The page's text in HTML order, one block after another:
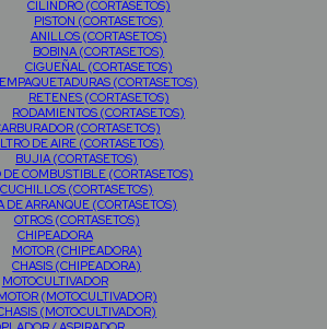
CILINDRO (CORTASETOS)
PISTON (CORTASETOS)
ANILLOS (CORTASETOS)
BOBINA (CORTASETOS)
CIGUEÑAL (CORTASETOS)
EMPAQUETADURAS (CORTASETOS)
RETENES (CORTASETOS)
RODAMIENTOS (CORTASETOS)
(CORTASETOS)
DE AIRE (CORTASETOS)
BUJIA (CORTASETOS)
DE COMBUSTIBLE (CORTASETOS)
CUCHILLOS (CORTASETOS)
DE ARRANQUE (CORTASETOS)
OTROS (CORTASETOS)
CHIPEADORA
MOTOR (CHIPEADORA)
CHASIS (CHIPEADORA)
MOTOCULTIVADOR
(MOTOCULTIVADOR)
(MOTOCULTIVADOR)